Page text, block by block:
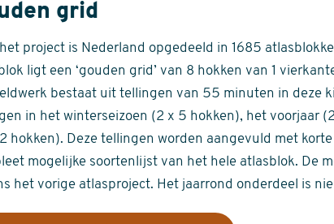
grid
project is Nederland opgedeeld in 1685
ligt een ‘gouden grid’ van 8 hokken van 1
bestaat uit tellingen van 55 minuten in deze
in het winterseizoen (2 x 5 hokken), het voorjaar
hokken). Deze tellingen worden aangevuld met
mogelijke soortenlijst van het hele atlasblok. De
het vorige atlasproject. Het jaarrond onderdeel is